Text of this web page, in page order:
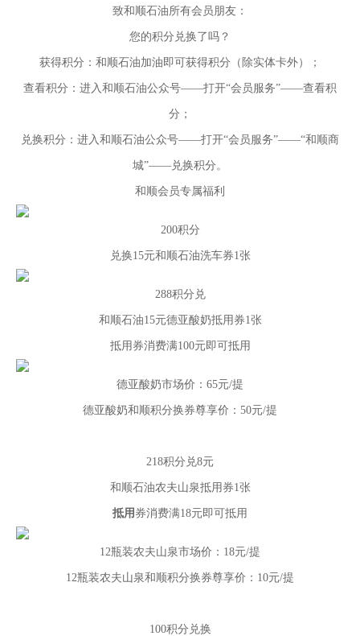
致和顺石油所有会员朋友：
您的积分兑换了吗？
获得积分：和顺石油加油即可获得积分（除实体卡外）；
查看积分：进入和顺石油公众号——打开“会员服务”——查看积
分；
兑换积分：进入和顺石油公众号——打开“会员服务”——“和顺商
城”——兑换积分。
和顺会员专属福利
200积分
兑换15元和顺石油洗车券1张
288积分兑
和顺石油15元德亚酸奶抵用券1张
抵用券消费满100元即可抵用
德亚酸奶市场价：65元/提
德亚酸奶和顺积分换券尊享价：50元/提
218积分兑8元
和顺石油农夫山泉抵用券1张
抵用 券消费满18元即可抵用
12瓶装农夫山泉市场价：18元/提
12瓶装农夫山泉和顺积分换券尊享价：10元/提
100积分兑换